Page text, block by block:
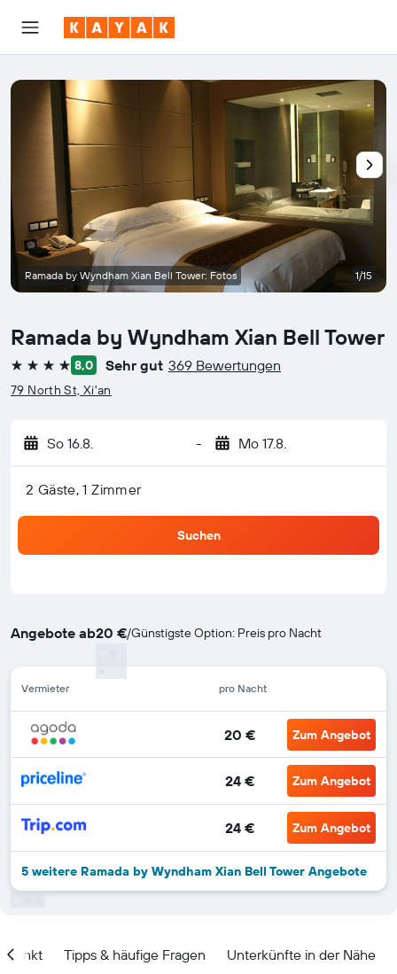
Ramada by Wyndham Xian Bell Tower
4 Sterne 8,0 Sehr gut 369 Bewertungen
79 North St, Xi'an
So 16.8. - Mo 17.8.
2 Gäste, 1 Zimmer
Suchen
Angebote ab20 €/Günstigste Option: Preis pro Nacht
Vermieter pro Nacht
20 € Zum Angebot
24 € Zum Angebot
24 € Zum Angebot
5 weitere Ramada by Wyndham Xian Bell Tower Angebote
Ramada by Wyndham Xian Bell Tower: Fotos 1/15
Tipps & häufige Fragen Unterkünfte in der Nähe